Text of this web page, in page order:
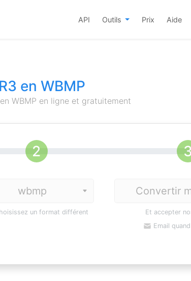
API Outils Prix Aide
en WBMP
WBMP en ligne et gratuitement
un format différent
Convertir
Et accepter
Email